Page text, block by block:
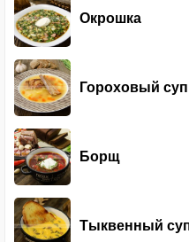
Окрошка
Гороховый
Борщ
Тыквенный